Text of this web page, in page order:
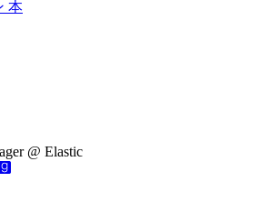
本
@ Elastic